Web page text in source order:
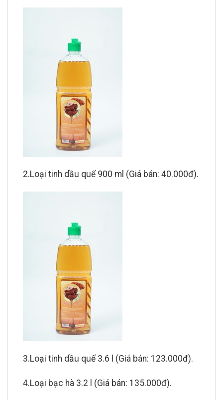
2.Loại tinh dầu quế 900 ml (Giá bán: 40.000đ).
3.Loại tinh dầu quế 3.6 l (Giá bán: 123.000đ).
4.Loại bạc hà 3.2 l (Giá bán: 135.000đ).